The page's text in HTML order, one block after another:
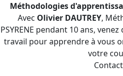
Méthodologies
Avec Olivier DAUTREY,
PSYRENE pendant 10 ans,
travail pour apprendre à vous
votre